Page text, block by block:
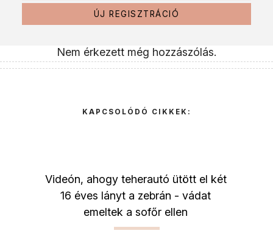
ÚJ REGISZTRÁCIÓ
Nem érkezett még hozzászólás.
KAPCSOLÓDÓ CIKKEK:
Videón, ahogy teherautó ütött el két
16 éves lányt a zebrán - vádat
emeltek a sofőr ellen